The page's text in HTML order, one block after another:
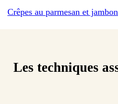
Crêpes au parmesan et
Les techniques